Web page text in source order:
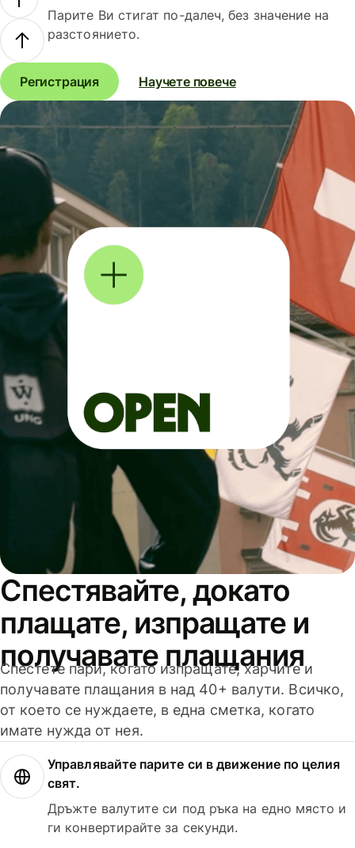
Парите Ви стигат по-далеч, без значение на
разстоянието.
Регистрация Научете повече
Спестявайте, докато
плащате, изпращате и
получавате плащания
Спестете пари, когато изпращате, харчите и
получавате плащания в над 40+ валути. Всичко,
от което се нуждаете, в една сметка, когато
имате нужда от нея.
Управлявайте парите си в движение по целия
свят.
Дръжте валутите си под ръка на едно място и
ги конвертирайте за секунди.